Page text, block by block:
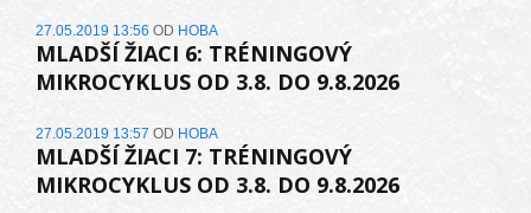
27.05.2019 13:56 OD HOBA
MLADŠÍ ŽIACI 6: TRÉNINGOVÝ
MIKROCYKLUS OD 3.8. DO 9.8.2026
27.05.2019 13:57 OD HOBA
MLADŠÍ ŽIACI 7: TRÉNINGOVÝ
MIKROCYKLUS OD 3.8. DO 9.8.2026